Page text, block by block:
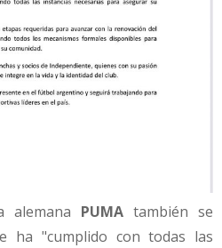
alemana PUMA también se
ha "cumplido con todas las